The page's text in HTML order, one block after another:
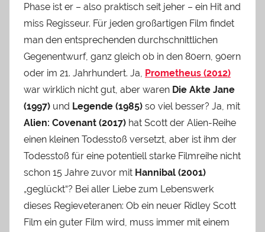
Phase ist er – also praktisch seit jeher – ein Hit and
miss Regisseur. Für jeden großartigen Film findet
man den entsprechenden durchschnittlichen
Gegenentwurf, ganz gleich ob in den 80ern, 90ern
oder im 21. Jahrhundert. Ja, Prometheus (2012)
war wirklich nicht gut, aber waren Die Akte Jane
(1997) und Legende (1985) so viel besser? Ja, mit
Alien: Covenant (2017) hat Scott der Alien-Reihe
einen kleinen Todesstoß versetzt, aber ist ihm der
Todesstoß für eine potentiell starke Filmreihe nicht
schon 15 Jahre zuvor mit Hannibal (2001)
„geglückt“? Bei aller Liebe zum Lebenswerk
dieses Regieveteranen: Ob ein neuer Ridley Scott
Film ein guter Film wird, muss immer mit einem